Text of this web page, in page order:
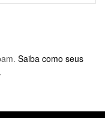
Saiba como seus
.